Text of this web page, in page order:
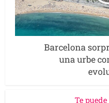
Barcelona
una urbe
Te